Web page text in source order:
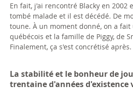
En fait, j'ai rencontré Blacky en
tombé malade et il est décédé. De
toune. À un moment donné, on a
québécois et la famille de Piggy, de
Finalement, ça s'est concrétisé après.
La stabilité et le bonheur de
trentaine d'années d'existence